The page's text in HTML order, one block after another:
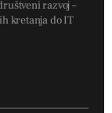
razvoj –
kretanja do IT